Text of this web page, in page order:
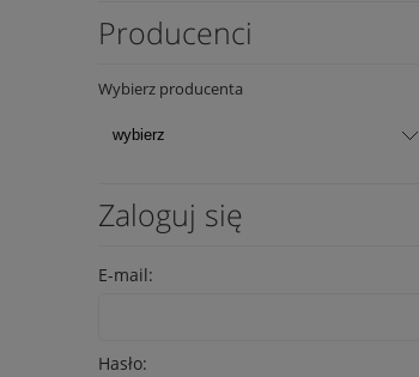
Producenci
Wybierz producenta
Zaloguj się
E-mail:
Hasło: